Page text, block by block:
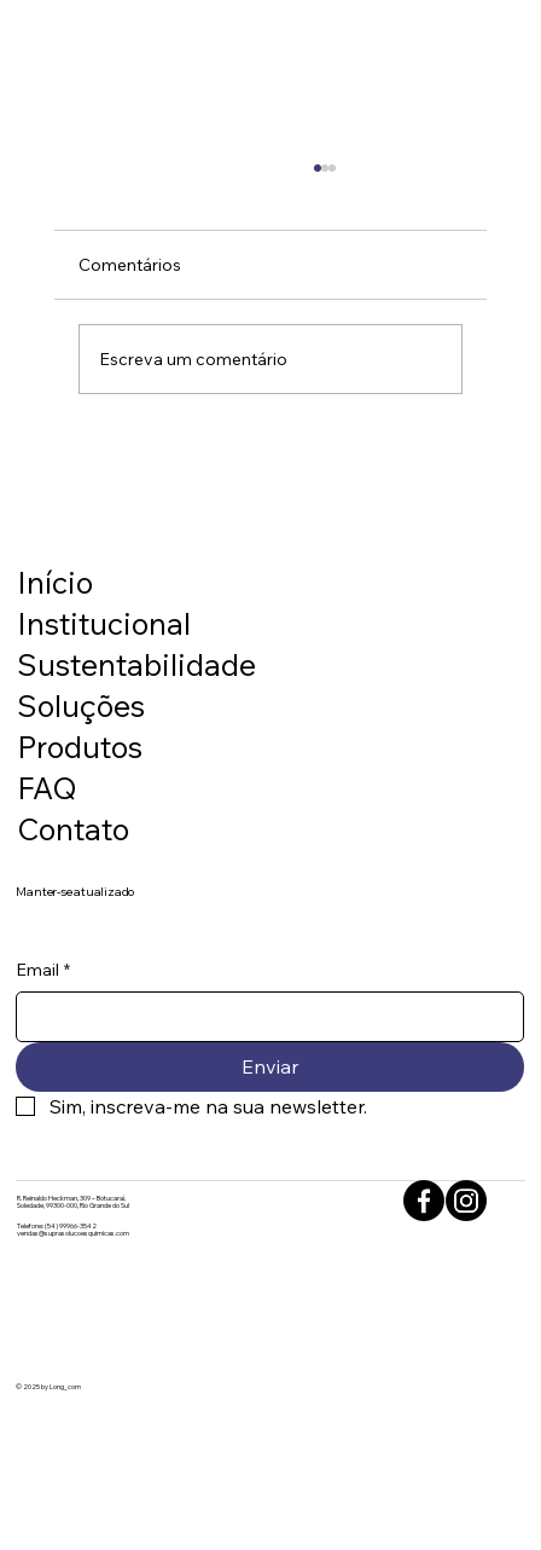
Comentários
Escreva um comentário
Início
Institucional
Sustentabilidade
Soluções
Produtos
FAQ
Contato
Manter-se atualizado
Email *
Enviar
Sim, inscreva-me na sua newsletter.
R. Reinaldo Heckman, 309 – Botucaraí,
Soledade, 99300-000, Rio Grande do Sul
Telefone: (54) 99966-3542
vendas@suprasolucoesquimicas.com
© 2025 by Long_com